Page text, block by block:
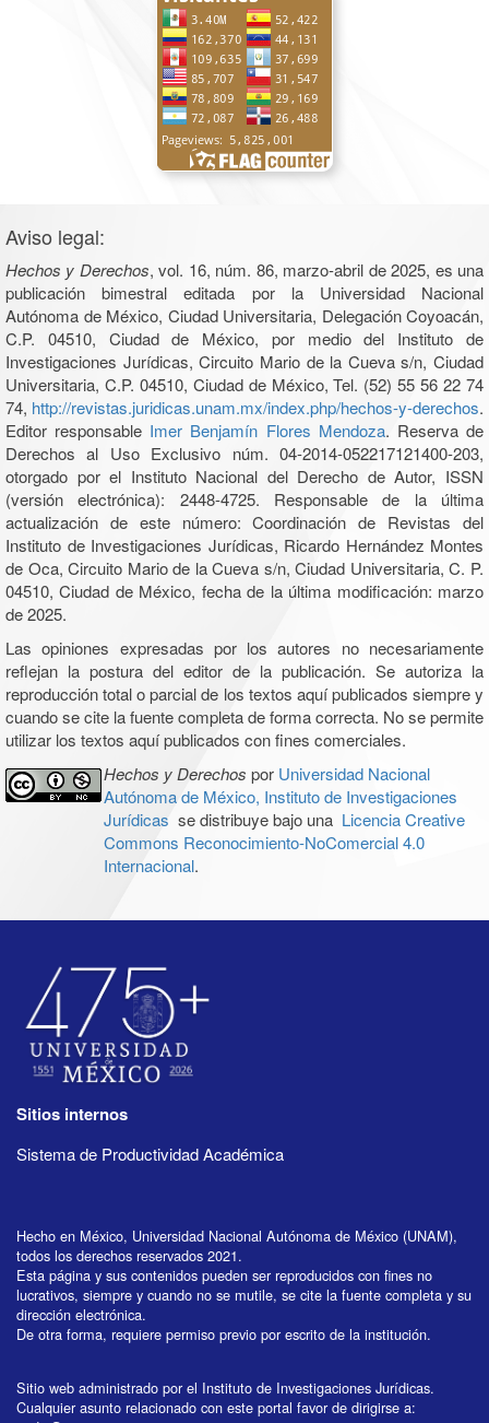
Aviso legal:
Hechos y Derechos, vol. 16, núm. 86, marzo-abril de 2025, es una
publicación bimestral editada por la Universidad Nacional
Autónoma de México, Ciudad Universitaria, Delegación Coyoacán,
C.P. 04510, Ciudad de México, por medio del Instituto de
Investigaciones Jurídicas, Circuito Mario de la Cueva s/n, Ciudad
Universitaria, C.P. 04510, Ciudad de México, Tel. (52) 55 56 22 74
74, http://revistas.juridicas.unam.mx/index.php/hechos-y-derechos.
Editor responsable Imer Benjamín Flores Mendoza. Reserva de
Derechos al Uso Exclusivo núm. 04-2014-052217121400-203,
otorgado por el Instituto Nacional del Derecho de Autor, ISSN
(versión electrónica): 2448-4725. Responsable de la última
actualización de este número: Coordinación de Revistas del
Instituto de Investigaciones Jurídicas, Ricardo Hernández Montes
de Oca, Circuito Mario de la Cueva s/n, Ciudad Universitaria, C. P.
04510, Ciudad de México, fecha de la última modificación: marzo
de 2025.
Las opiniones expresadas por los autores no necesariamente
reflejan la postura del editor de la publicación. Se autoriza la
reproducción total o parcial de los textos aquí publicados siempre y
cuando se cite la fuente completa de forma correcta. No se permite
utilizar los textos aquí publicados con fines comerciales.
Hechos y Derechos por Universidad Nacional
Autónoma de México, Instituto de Investigaciones
Jurídicas se distribuye bajo una Licencia Creative
Commons Reconocimiento-NoComercial 4.0
Internacional.
Sitios internos
Sistema de Productividad Académica
Hecho en México, Universidad Nacional Autónoma de México (UNAM),
todos los derechos reservados 2021.
Esta página y sus contenidos pueden ser reproducidos con fines no
lucrativos, siempre y cuando no se mutile, se cite la fuente completa y su
dirección electrónica.
De otra forma, requiere permiso previo por escrito de la institución.
Sitio web administrado por el Instituto de Investigaciones Jurídicas.
Cualquier asunto relacionado con este portal favor de dirigirse a: